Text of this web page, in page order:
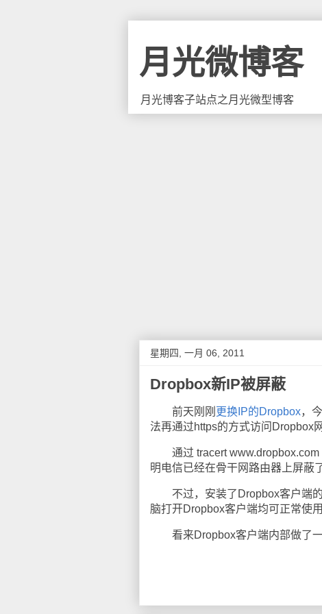
月光微博客
月光博客子站点之月光微型博客
星期四, 一月 06, 2011
Dropbox新IP被屏蔽
前天刚刚 更换IP的Dropbox，
法再通过https的方式访问Dropbox网
通过 tracert www.dropbox.com
明电信已经在骨干网路由器上屏蔽
不过，安装了Dropbox客户端的
脑打开Dropbox客户端均可正常使
看来Dropbox客户端内部做了一